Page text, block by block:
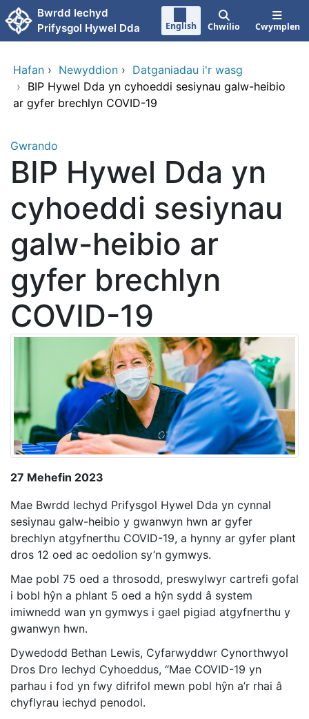
Neidio i'r prif gynnwy
Bwrdd Iechyd
Prifysgol Hywel Dda
English Chwilio Cwymplen
Hafan › Newyddion › Datganiadau i'r wasg
› BIP Hywel Dda yn cyhoeddi sesiynau galw-heibio
ar gyfer brechlyn COVID-19
Gwrando
BIP Hywel Dda yn
cyhoeddi sesiynau
galw-heibio ar
gyfer brechlyn
COVID-19
27 Mehefin 2023
Mae Bwrdd Iechyd Prifysgol Hywel Dda yn cynnal
sesiynau galw-heibio y gwanwyn hwn ar gyfer
brechlyn atgyfnerthu COVID-19, a hynny ar gyfer plant
dros 12 oed ac oedolion sy’n gymwys.
Mae pobl 75 oed a throsodd, preswylwyr cartrefi gofal
i bobl hŷn a phlant 5 oed a hŷn sydd â system
imiwnedd wan yn gymwys i gael pigiad atgyfnerthu y
gwanwyn hwn.
Dywedodd Bethan Lewis, Cyfarwyddwr Cynorthwyol
Dros Dro Iechyd Cyhoeddus, “Mae COVID-19 yn
parhau i fod yn fwy difrifol mewn pobl hŷn a’r rhai â
chyflyrau iechyd penodol.